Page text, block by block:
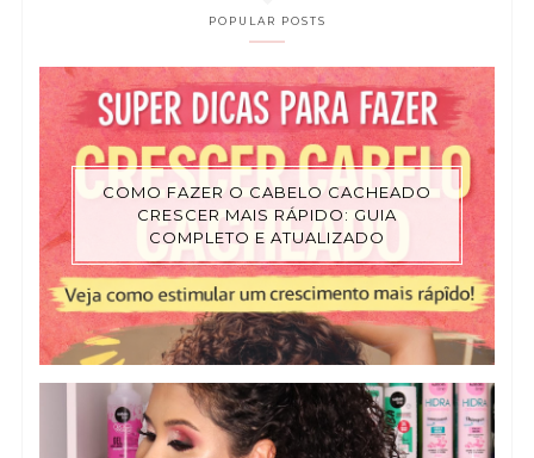
POPULAR POSTS
COMO FAZER O CABELO CACHEADO
CRESCER MAIS RÁPIDO: GUIA
COMPLETO E ATUALIZADO